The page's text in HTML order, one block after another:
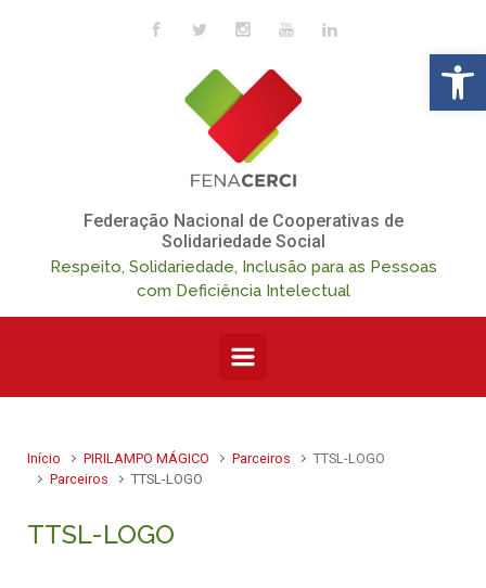
Skip to main content
Federação Nacional de Cooperativas de
Solidariedade Social
Respeito, Solidariedade, Inclusão para as Pessoas
com Deficiência Intelectual
Início PIRILAMPO MÁGICO Parceiros
TTSL-LOGO
Parceiros
TTSL-LOGO
TTSL-LOGO